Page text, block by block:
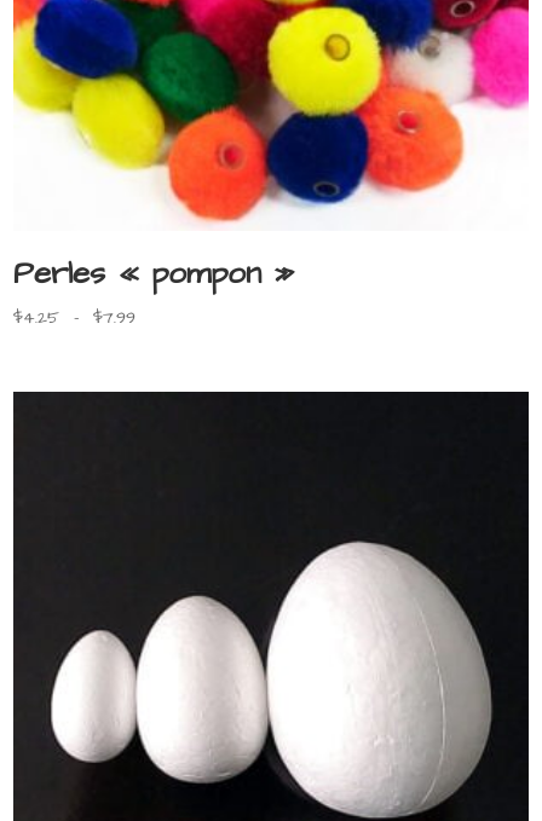
Perles « pompon »
$4.25 – $7.99Plage